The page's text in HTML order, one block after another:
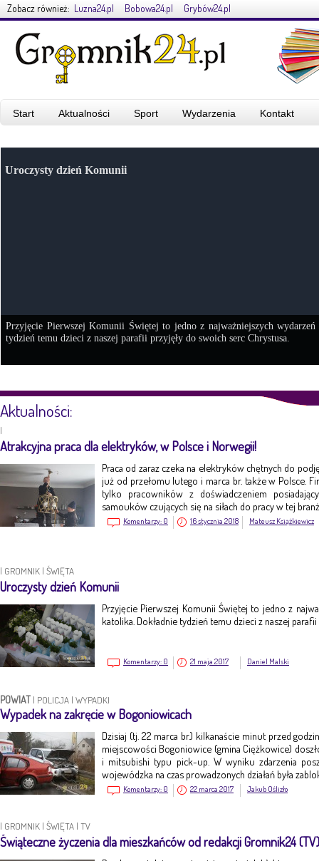
Zobacz również: Luzna24.pl Bobowa24.pl Grybów24.pl
Start Aktualności Sport Wydarzenia Kontakt
Uroczysty dzień Komunii
Przyjęcie Pierwszej Komunii Świętej to jedno z najważniejszych
tydzień temu dzieci z naszej parafii przyjęły do swoich serc Chrystusa.
Aktualności:
|
Atrakcyjna praca dla elektryków, w Polsce i Norwegii!
Praca od zaraz czeka na elektryków chętnych do
już od przełomu lutego i marca br. także w Polsce.
tylko pracowników z doświadczeniem
samouków czujących się na siłach do pracy w tej
Komentarzy: 0 16 stycznia 2018 Mateusz Książkiewicz
| GROMNIK | ŚWIĘTA
Uroczysty dzień Komunii
Przyjęcie Pierwszej Komunii Świętej to jedno z
katolika. Dokładnie tydzień temu dzieci z naszej
Komentarzy: 0 21 maja 2017 Daniel Malski
POWIAT | POLICJA | WYPADKI
Wypadek na zakręcie w Bogoniowicach
Dzisiaj (tj. 22 marca br.) kilkanaście minut przed
miejscowości Bogoniowice (gmina Ciężkowice)
i mitsubishi typu pick-up. W wyniku zdarzenia
wojewódzka na czas prowadzonych działań była
Komentarzy: 0 22 marca 2017 Jakub Oślizło
| GROMNIK | ŚWIĘTA | TV
Świąteczne życzenia dla mieszkańców od redakcji Gromnik24 (TV)